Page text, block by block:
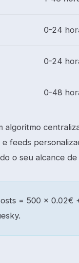
0-24
0-24
0-48
algoritmo
feeds
o seu alcance
= 500 x 0.02€